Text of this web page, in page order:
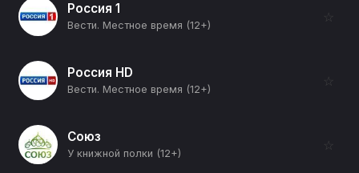
Россия 1
Вести. Местное время (12+)
☆
Россия HD
Вести. Местное время (12+)
☆
Союз
У книжной полки (12+)
☆